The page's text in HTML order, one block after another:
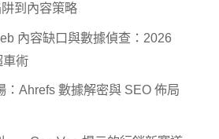
到內容策略
內容缺口與數據偵查：2026
車術
：Ahrefs 數據解密與 SEO 佈局